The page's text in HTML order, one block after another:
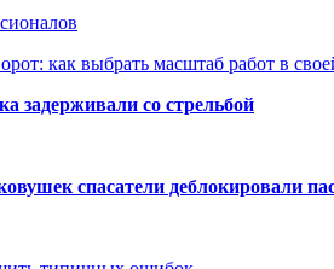
как выбрать масштаб работ в
задерживали со стрельбой
спасатели деблокировали